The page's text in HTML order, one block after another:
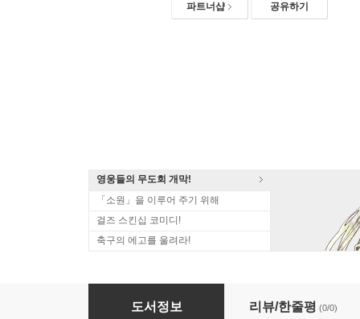
파트너샵 공유하기
영웅들의 무도회 개막!
「소원」을 이루어 주기 위해
걸즈 스킨십 코미디!
축구의 에고를 울려라!
[세트] 누가 공작의 춤을 보았나? (총7권/완결)
도서정보 리뷰/한줄평 (0/0)